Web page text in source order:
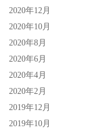
2020年12月
2020年10月
2020年8月
2020年6月
2020年4月
2020年2月
2019年12月
2019年10月